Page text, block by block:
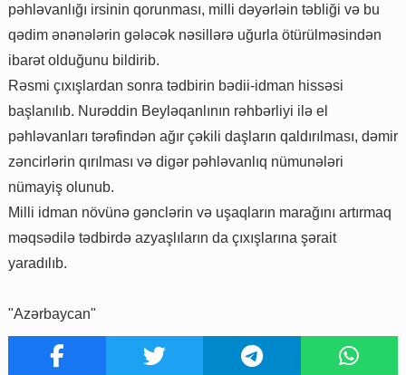
pəhləvanlığı irsinin qorunması, milli dəyərləin təbliği və bu
qədim ənənələrin gələcək nəsillərə uğurla ötürülməsindən
ibarət olduğunu bildirib.
Rəsmi çıxışlardan sonra tədbirin bədii-idman hissəsi
başlanılıb. Nurəddin Beyləqanlının rəhbərliyi ilə el
pəhləvanları tərəfindən ağır çəkili daşların qaldırılması, dəmir
zəncirlərin qırılması və digər pəhləvanlıq nümunələri
nümayiş olunub.
Milli idman növünə gənclərin və uşaqların marağını artırmaq
məqsədilə tədbirdə azyaşlıların da çıxışlarına şərait
yaradılıb.
"Azərbaycan"